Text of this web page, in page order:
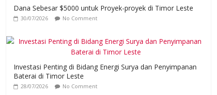
Dana Sebesar $5000 untuk Proyek-proyek di Timor Leste
30/07/2026 No Comment
Investasi Penting di Bidang Energi Surya dan Penyimpanan
Baterai di Timor Leste
28/07/2026 No Comment